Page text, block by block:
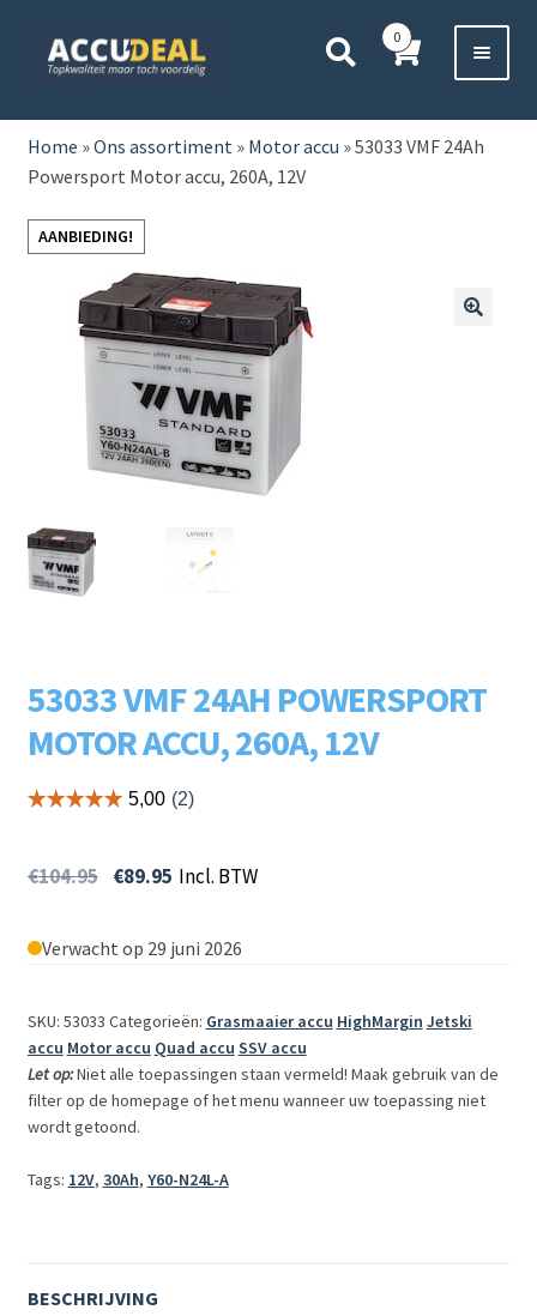
door
naar
direct
naar
HOME
AUTO
BOOT
MOTOR
VRACHTWAGEN
LADERS & ACCESSOIRES
SOORTEN
Home »Ons assortiment» Motor accu »53033 VMF 24Ah
Powersport Motor accu, 260A, 12V
AANBIEDING!
53033 VMF 24AH POWERSPORT
MOTOR ACCU, 260A, 12V
€104.95 €89.95 Incl. BTW
Verwacht op 29 juni 2026
SKU: 53033 Categorieën: Grasmaaier accu HighMargin Jetski
accu Motor accu Quad accu SSV accu
Let op:Niet alle toepassingen staan vermeld! Maak gebruik van de
filter op de homepage of het menu wanneer uw toepassing niet
wordt getoond.
Tags: 12V, 30Ah, Y60-N24L-A
BESCHRIJVING
0